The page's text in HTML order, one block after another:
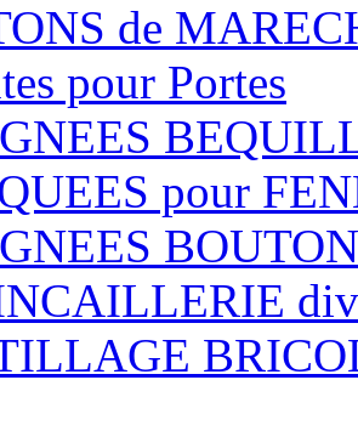
de
pour Portes
pour